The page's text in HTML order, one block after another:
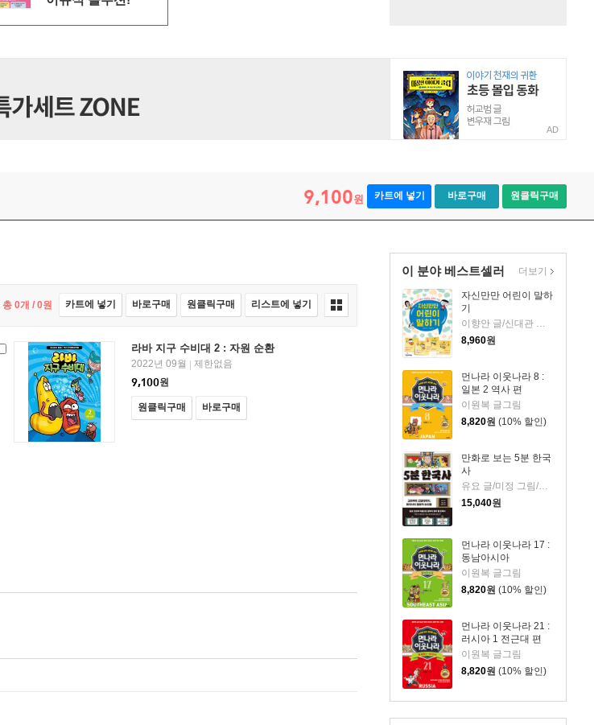
AD
9,100원 카트에 넣기 바로구매 원클릭구매
이 분야 베스트셀러
자신만만 어린이 말하
기
이향안 글/신대관 그림
8,960원
먼나라 이웃나라 8 :
일본 2 역사 편
이원복 글그림
8,820원 (10% 할인)
만화로 보는 5분 한국
사
유요 글/미정 그림/신병주 감수
15,040원
먼나라 이웃나라 17 :
동남아시아
이원복 글그림
8,820원 (10% 할인)
먼나라 이웃나라 21 :
러시아 1 전근대 편
이원복 글그림
8,820원 (10% 할인)
더보기
총 0개 / 0원 카트에 넣기 바로구매 원클릭구매 리스트에 넣기
라바 지구 수비대 2 : 자원 순환
2022년 09월
제한없음
9,100원
원클릭구매 바로구매